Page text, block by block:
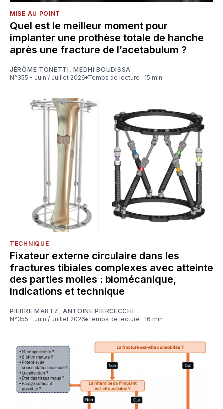
MISE AU POINT
Quel est le meilleur moment pour
implanter une prothèse totale de hanche
après une fracture de l’acetabulum ?
JÉRÔME TONETTI ,MEDHI BOUDISSA
N°355 - Juin / Juillet 2026
Temps de lecture : 15 min
TECHNIQUE
Fixateur externe circulaire dans les
fractures tibiales complexes avec atteinte
des parties molles : biomécanique,
indications et technique
PIERRE MARTZ, ANTOINE PIERCECCHI
N°355 - Juin / Juillet 2026
Temps de lecture : 16 min